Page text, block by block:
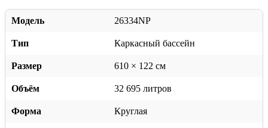
Модель 26334NP
Тип Каркасный бассейн
Размер 610 × 122 см
Объём 32 695 литров
Форма Круглая